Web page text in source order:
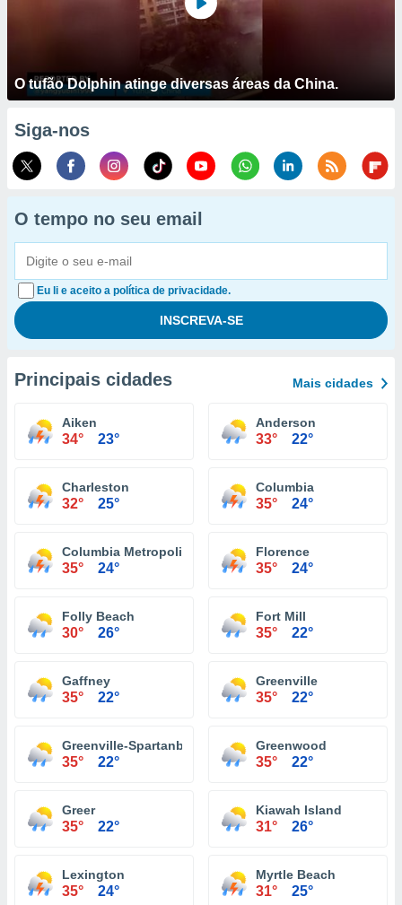
O tufão Dolphin atinge diversas áreas da China.
Siga-nos
O tempo no seu email
Eu li e aceito a política de privacidade.
Principais cidades Mais cidades
Aiken
34° 23°
Anderson
33° 22°
Charleston
32° 25°
Columbia
35° 24°
Columbia Metropolitan Airport
35° 24°
Florence
35° 24°
Folly Beach
30° 26°
Fort Mill
35° 22°
Gaffney
35° 22°
Greenville
35° 22°
Greenville-Spartanburg International Airport
35° 22°
Greenwood
35° 22°
Greer
35° 22°
Kiawah Island
31° 26°
Lexington
35° 24°
Myrtle Beach
31° 25°